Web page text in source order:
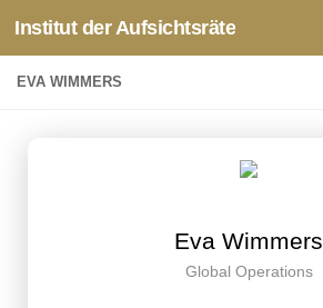
Zum Inhalt springen
Institut der Aufsichtsräte
EVA WIMMERS
Eva Wimmers
Global Operations